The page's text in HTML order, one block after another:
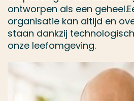
ontworpen als een
organisatie kan altijd en
staan dankzij
onze leefomgeving.